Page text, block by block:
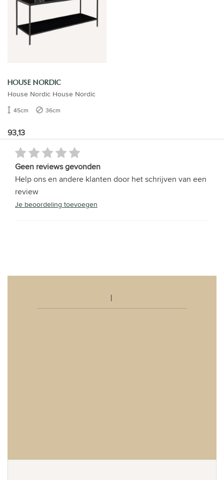
HOUSE NORDIC
House Nordic House Nordic
45cm 36cm
93,13
Geen reviews gevonden
Help ons en andere klanten door het schrijven van een
review
Je beoordeling toevoegen